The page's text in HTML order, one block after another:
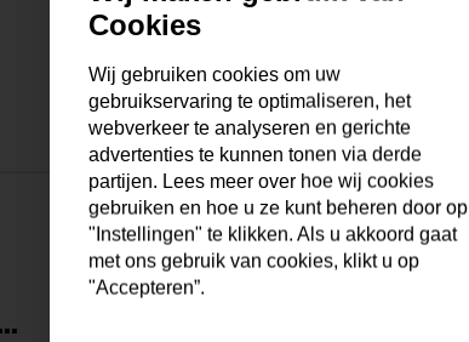
Cookies
Wij gebruiken cookies om uw
gebruikservaring te optimaliseren, het
webverkeer te analyseren en gerichte
advertenties te kunnen tonen via derde
partijen. Lees meer over hoe wij cookies
gebruiken en hoe u ze kunt beheren door op
"Instellingen" te klikken. Als u akkoord gaat
met ons gebruik van cookies, klikt u op
"Accepteren”.